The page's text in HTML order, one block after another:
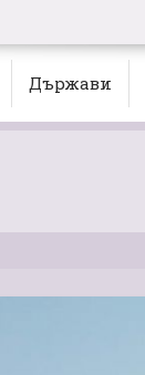
Държави